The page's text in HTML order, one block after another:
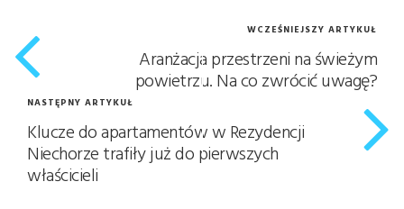
WCZEŚNIEJSZY ARTYKUŁ
Aranżacja przestrzeni na świeżym
powietrzu. Na co zwrócić uwagę?
NASTĘPNY ARTYKUŁ
Klucze do apartamentów w Rezydencji
Niechorze trafiły już do pierwszych
właścicieli